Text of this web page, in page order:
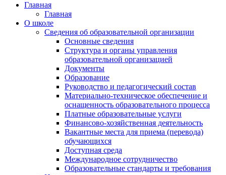
Главная
Главная
О школе
Сведения об образовательной организации
Основные сведения
Структура и органы управления
образовательной организацией
Документы
Образование
Руководство и педагогический состав
Материально-техническое обеспечение и
оснащенность образовательного процесса
Платные образовательные услуги
Финансово-хозяйственная деятельность
Вакантные места для приема (перевода)
обучающихся
Доступная среда
Международное сотрудничество
Образовательные стандарты и требования